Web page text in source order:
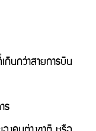
กินกว่าสายการบิน
ร